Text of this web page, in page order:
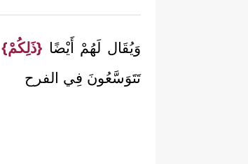
وَيُقَال لَهُمْ أَيْضًا {ذَلِكُمْ}
تَتَوَسَّعُونَ فِي الفرح